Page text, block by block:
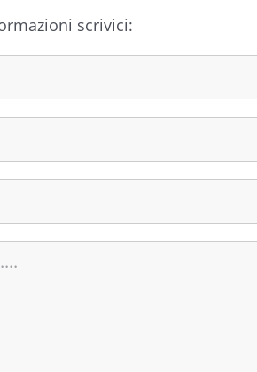
scrivici: